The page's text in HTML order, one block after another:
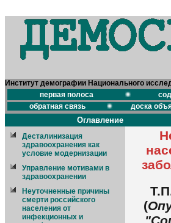
Институт демографии Национального
первая полоса
обратная связь
доска
Оглавление
Десталинизация
здравоохранения как
условие модернизации
Управление мотивами в
здравоохранении
Неуточненные причины
смерти российского
населения от
инфекционных и
(